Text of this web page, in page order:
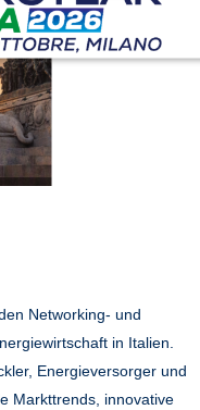
Networking- und
in Italien.
Energieversorger und
Markttrends, innovative